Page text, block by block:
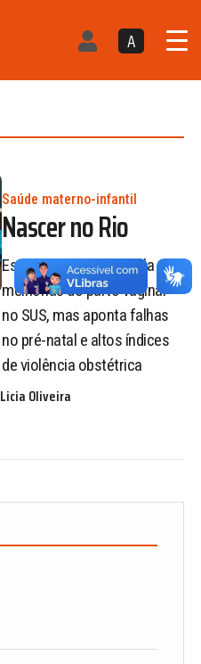
A
Saúde materno-infantil
Nascer no Rio
Estudo da Fiocruz revela
melhorias do parto vaginal
no SUS, mas aponta falhas
no pré-natal e altos índices
de violência obstétrica
Licia Oliveira